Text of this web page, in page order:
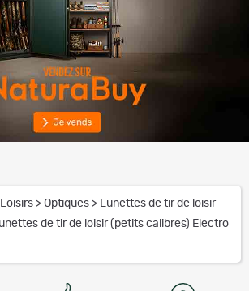
> Optiques > Lunettes de tir de loisir
de tir de loisir (petits calibres) Electro